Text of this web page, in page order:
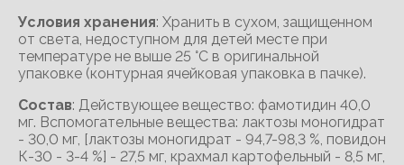
Условия хранения: Хранить в сухом, защищенном
от света, недоступном для детей месте при
температуре не выше 25 °С в оригинальной
упаковке (контурная ячейковая упаковка в пачке).
Состав: Действующее вещество: фамотидин 40,0
мг. Вспомогательные вещества: лактозы моногидрат
- 30,0 мг, [лактозы моногидрат - 94,7-98,3 %, повидон
К-30 - 3-4 %] - 27,5 мг, крахмал картофельный - 8,5 мг,